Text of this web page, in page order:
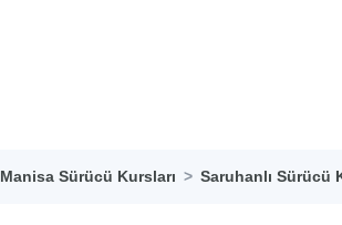
Manisa Sürücü Kursları Saruhanlı Sürücü